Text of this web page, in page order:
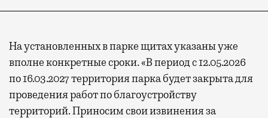
На установленных в парке щитах указаны уже
вполне конкретные сроки. «В период с 12.05.2026
по 16.03.2027 территория парка будет закрыта для
проведения работ по благоустройству
территорий. Приносим свои извинения за